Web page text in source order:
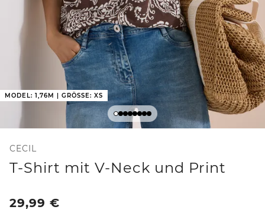
MODEL: 1,76M | GRÖSSE: XS
CECIL
T-Shirt mit V-Neck und Print
29,99 €